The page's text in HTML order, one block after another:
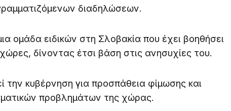
διαδηλώσεων.
ομάδα ειδικών στη Σλοβακία που έχει βοηθήσει
δίνοντας έτσι βάση στις ανησυχίες του.
την κυβέρνηση για προσπάθεια φίμωσης και
προβλημάτων της χώρας.